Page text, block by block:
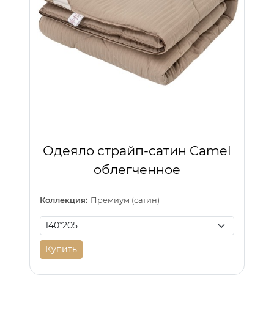
Одеяло страйп-сатин Camel
облегченное
Коллекция: Премиум (сатин)
Купить